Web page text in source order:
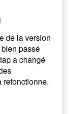
de la version
bien passé
a changé
refonctionne.